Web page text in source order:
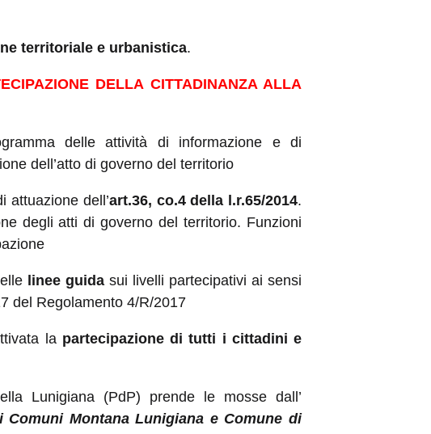
territoriale e urbanistica.
DELLA CITTADINANZA ALLA
delle attività di informazione e di
dell’atto di governo del territorio
attuazione dell’art.36, co.4 della l.r.65/2014.
degli atti di governo del territorio. Funzioni
linee guida sui livelli partecipativi ai sensi
del Regolamento 4/R/2017
la partecipazione di tutti i cittadini e
Lunigiana (PdP) prende le mosse dall’
Montana Lunigiana e Comune di